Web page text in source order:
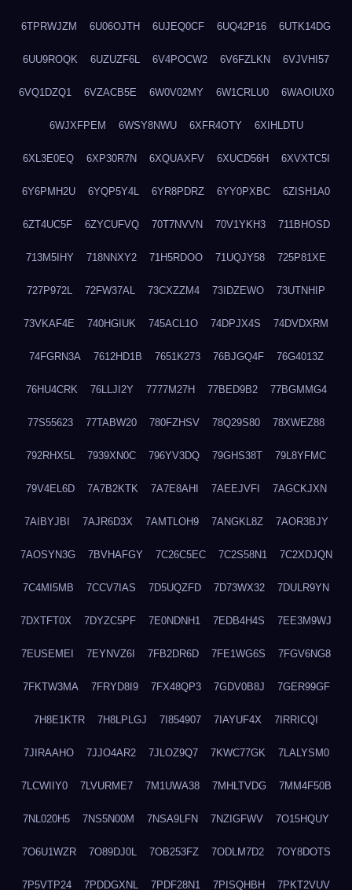
6TPRWJZM 6U06OJTH 6UJEQ0CF 6UQ42P16 6UTK14DG
6UU9ROQK 6UZUZF6L 6V4POCW2 6V6FZLKN 6VJVHI57
6VQ1DZQ1 6VZACB5E 6W0V02MY 6W1CRLU0 6WAOIUX0
6WJXFPEM 6WSY8NWU 6XFR4OTY 6XIHLDTU
6XL3E0EQ 6XP30R7N 6XQUAXFV 6XUCD56H 6XVXTC5I
6Y6PMH2U 6YQP5Y4L 6YR8PDRZ 6YY0PXBC 6ZISH1A0
6ZT4UC5F 6ZYCUFVQ 70T7NVVN 70V1YKH3 711BHOSD
713M5IHY 718NNXY2 71H5RDOO 71UQJY58 725P81XE
727P972L 72FW37AL 73CXZZM4 73IDZEWO 73UTNHIP
73VKAF4E 740HGIUK 745ACL1O 74DPJX4S 74DVDXRM
74FGRN3A 7612HD1B 7651K273 76BJGQ4F 76G4013Z
76HU4CRK 76LLJI2Y 7777M27H 77BED9B2 77BGMMG4
77S55623 77TABW20 780FZHSV 78Q29S80 78XWEZ88
792RHX5L 7939XN0C 796YV3DQ 79GHS38T 79L8YFMC
79V4EL6D 7A7B2KTK 7A7E8AHI 7AEEJVFI 7AGCKJXN
7AIBYJBI 7AJR6D3X 7AMTLOH9 7ANGKL8Z 7AOR3BJY
7AOSYN3G 7BVHAFGY 7C26C5EC 7C2S58N1 7C2XDJQN
7C4MI5MB 7CCV7IAS 7D5UQZFD 7D73WX32 7DULR9YN
7DXTFT0X 7DYZC5PF 7E0NDNH1 7EDB4H4S 7EE3M9WJ
7EUSEMEI 7EYNVZ6I 7FB2DR6D 7FE1WG6S 7FGV6NG8
7FKTW3MA 7FRYD8I9 7FX48QP3 7GDV0B8J 7GER99GF
7H8E1KTR 7H8LPLGJ 7I854907 7IAYUF4X 7IRRICQI
7JIRAAHO 7JJO4AR2 7JLOZ9Q7 7KWC77GK 7LALYSM0
7LCWIIY0 7LVURME7 7M1UWA38 7MHLTVDG 7MM4F50B
7NL020H5 7NS5N00M 7NSA9LFN 7NZIGFWV 7O15HQUY
7O6U1WZR 7O89DJ0L 7OB253FZ 7ODLM7D2 7OY8DOTS
7P5VTP24 7PDDGXNL 7PDF28N1 7PISQHBH 7PKT2VUV